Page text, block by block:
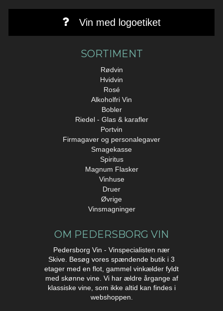
Vin med logoetiket
SORTIMENT
Rødvin
Hvidvin
Rosé
Alkoholfri Vin
Bobler
Riedel - Glas & karafler
Portvin
Firmagaver og personalegaver
Smagekasse
Spiritus
Magnum Flasker
Vinhuse
Druer
Øvrige
Vinsmagninger
OM PEDERSBORG VIN
Pedersborg Vin - Vinspecialisten nær
Skive. Besøg vores spændende butik i 3
etager med en flot, gammel vinkælder fyldt
med skønne vine. Vi har ældre årgange af
klassiske vine, som ikke altid kan findes i
webshoppen.